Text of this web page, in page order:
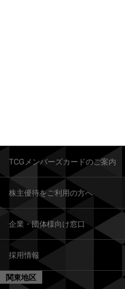
TCGメンバーズカードのご案内
株主優待をご利用の方へ
企業・団体様向け窓口
採用情報
関東地区